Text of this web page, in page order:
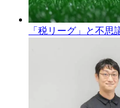
「税リーグ」と不思